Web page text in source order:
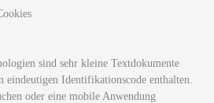
sind sehr kleine Textdokumente
eindeutigen Identifikationscode enthalten.
oder eine mobile Anwendung